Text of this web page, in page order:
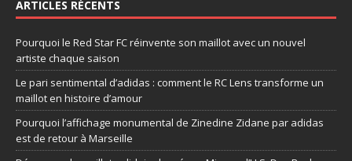
ARTICLES RÉCENTS
Pourquoi le Red Star FC réinvente son maillot avec un nouvel
artiste chaque saison
Le pari sentimental d’adidas : comment le RC Lens transforme un
maillot en histoire d’amour
Pourquoi l’affichage monumental de Zinedine Zidane par adidas
est de retour à Marseille